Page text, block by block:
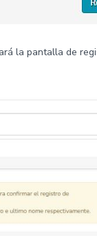
la pantalla de